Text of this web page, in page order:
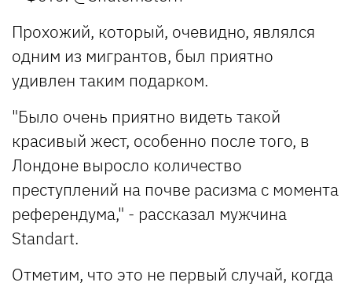
Прохожий, который, очевидно, являлся
одним из мигрантов, был приятно
удивлен таким подарком.
"Было очень приятно видеть такой
красивый жест, особенно после того, в
Лондоне выросло количество
преступлений на почве расизма с момента
референдума," - рассказал мужчина
Standart.
Отметим, что это не первый случай, когда